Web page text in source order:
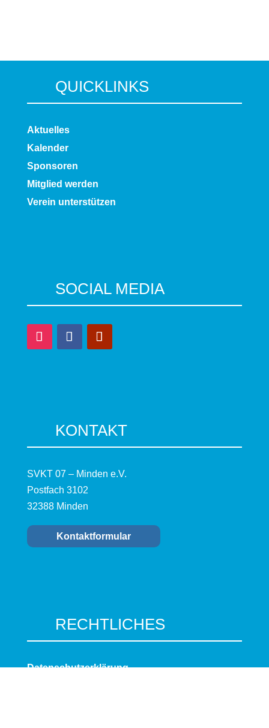
QUICKLINKS
Aktuelles
Kalender
Sponsoren
Mitglied werden
Verein unterstützen
SOCIAL MEDIA
KONTAKT
SVKT 07 – Minden e.V.
Postfach 3102
32388 Minden
Kontaktformular
RECHTLICHES
Datenschutzerklärung